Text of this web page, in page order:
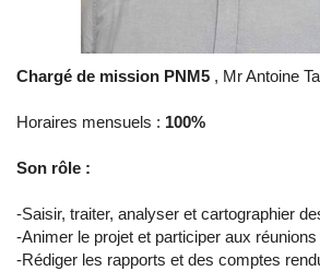
Chargé de mission PNM5 , Mr Antoine
Horaires mensuels : 100%
​Son rôle :
-Saisir, traiter, analyser et cartographier
-Animer le projet et participer aux
-Rédiger les rapports et des comptes